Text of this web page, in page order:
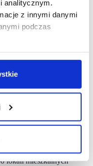
analitycznym.
z innymi danymi
podczas
w tym
BPI,
znajomości
Acteeum
handlowych,
„Power
lokalizacją,
zaawansowanymi
z praktykami ESG.
obiektów
i lokali
projektów
lokali mieszkalnych